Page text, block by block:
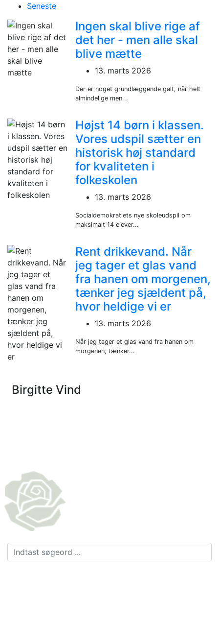
Seneste
Ingen skal blive rige af
det her - men alle skal
blive mætte
13. marts 2026
Der er noget grundlæggende galt, når helt
almindelige men...
Højst 14 børn i klassen.
Vores udspil sætter en
historisk høj standard
for kvaliteten i
folkeskolen
13. marts 2026
Socialdemokratiets nye skoleudspil om
maksimalt 14 elever...
Rent drikkevand. Når
jeg tager et glas vand
fra hanen om morgenen,
tænker jeg sjældent på,
hvor heldige vi er
13. marts 2026
Når jeg tager et glas vand fra hanen om
morgenen, tænker...
Birgitte Vind